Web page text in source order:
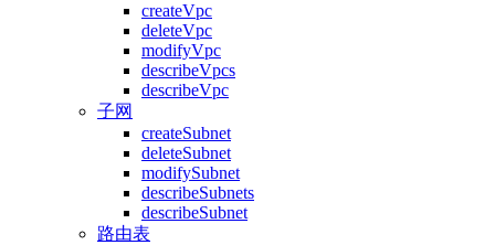
createVpc
deleteVpc
modifyVpc
describeVpcs
describeVpc
子网
createSubnet
deleteSubnet
modifySubnet
describeSubnets
describeSubnet
路由表